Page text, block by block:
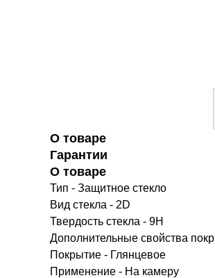
О товаре
Гарантии
О товаре
Тип - Защитное стекло
Вид стекла - 2D
Твердость стекла - 9H
Дополнительные свойства
Покрытие - Глянцевое
Применение - На камеру